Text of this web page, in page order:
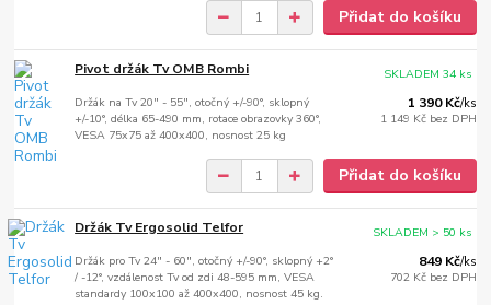
Přidat do košíku
Pivot držák Tv OMB Rombi
Držák na Tv 20" - 55", otočný +/-90°, sklopný
+/-10°, délka 65-490 mm, rotace obrazovky 360°,
VESA 75x75 až 400x400, nosnost 25 kg
1 390 Kč/ks
1 149 Kč bez DPH
SKLADEM 34 ks
Přidat do košíku
Držák Tv Ergosolid Telfor
Držák pro Tv 24" - 60", otočný +/-90°, sklopný +2°
/ -12°, vzdálenost Tv od zdi 48-595 mm, VESA
standardy 100x100 až 400x400, nosnost 45 kg.
849 Kč/ks
702 Kč bez DPH
SKLADEM > 50 ks